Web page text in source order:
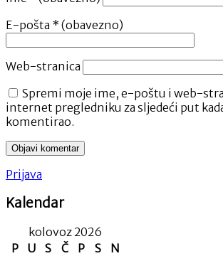
E-pošta * (obavezno)
Web-stranica
Spremi moje ime, e-poštu i web-
internet pregledniku za sljedeći put
komentirao.
Prijava
Kalendar
kolovoz 2026
P
U S Č P S
N